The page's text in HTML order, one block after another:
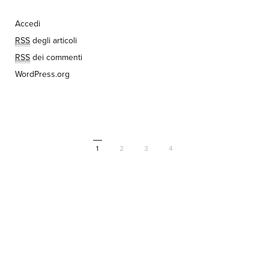
Accedi
RSS degli articoli
RSS dei commenti
WordPress.org
1 2 3 4